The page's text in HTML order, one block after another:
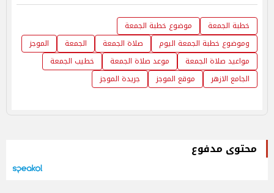
خطبة الجمعة
موضوع خطبة الجمعة
وموضوع خطبة الجمعة اليوم
صلاة الجمعة الجمعة
الموجز
مواعيد صلاة الجمعة
موعد صلاة الجمعة
خطيب الجمعة
الجامع الازهر
موقع الموجز جريدة الموجز
محتوى مدفوع